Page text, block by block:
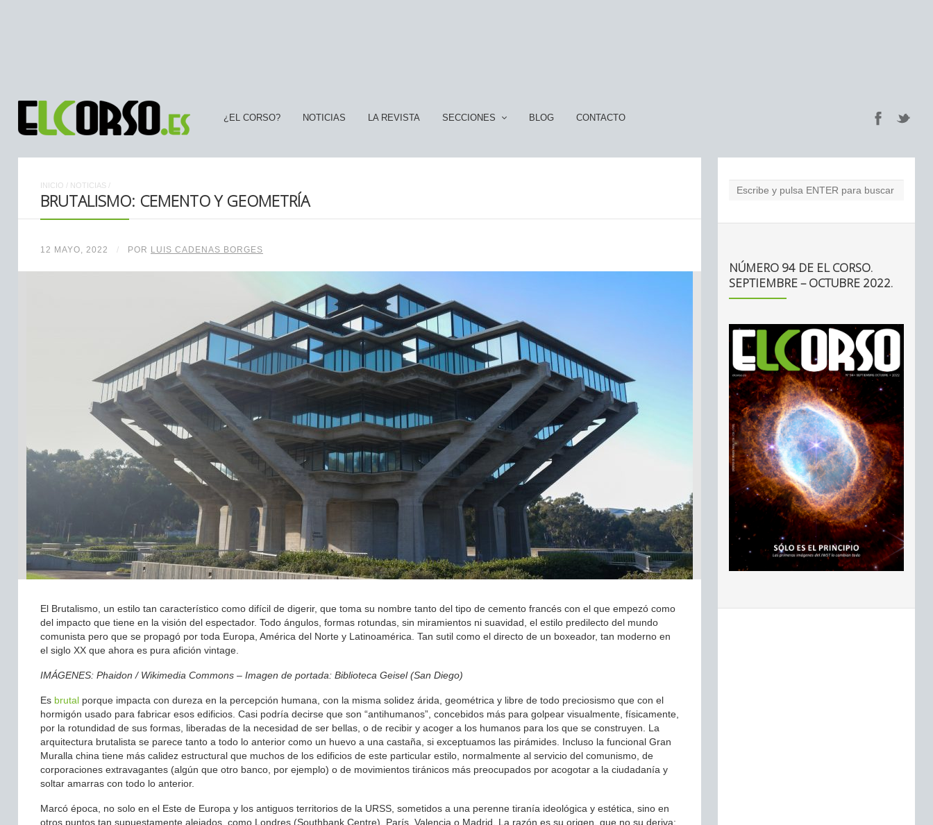
¿EL CORSO? NOTICIAS LA REVISTA SECCIONES BLOG CONTACTO
INICIO / NOTICIAS /
BRUTALISMO: CEMENTO Y GEOMETRÍA
12 MAYO, 2022 / POR LUIS CADENAS BORGES
El Brutalismo, un estilo tan característico como difícil de digerir, que toma su nombre tanto del tipo de cemento francés con el que empezó como
del impacto que tiene en la visión del espectador. Todo ángulos, formas rotundas, sin miramientos ni suavidad, el estilo predilecto del mundo
comunista pero que se propagó por toda Europa, América del Norte y Latinoamérica. Tan sutil como el directo de un boxeador, tan moderno en
el siglo XX que ahora es pura afición vintage.
IMÁGENES: Phaidon / Wikimedia Commons – Imagen de portada: Biblioteca Geisel (San Diego)
Es brutal porque impacta con dureza en la percepción humana, con la misma solidez árida, geométrica y libre de todo preciosismo que con el
hormigón usado para fabricar esos edificios. Casi podría decirse que son “antihumanos”, concebidos más para golpear visualmente, físicamente,
por la rotundidad de sus formas, liberadas de la necesidad de ser bellas, o de recibir y acoger a los humanos para los que se construyen. La
arquitectura brutalista se parece tanto a todo lo anterior como un huevo a una castaña, si exceptuamos las pirámides. Incluso la funcional Gran
Muralla china tiene más calidez estructural que muchos de los edificios de este particular estilo, normalmente al servicio del comunismo, de
corporaciones extravagantes (algún que otro banco, por ejemplo) o de movimientos tiránicos más preocupados por acogotar a la ciudadanía y
soltar amarras con todo lo anterior.
Marcó época, no solo en el Este de Europa y los antiguos territorios de la URSS, sometidos a una perenne tiranía ideológica y estética, sino en
otros puntos tan supuestamente alejados, como Londres (Southbank Centre), París, Valencia o Madrid. La razón es su origen, que no su deriva:
NÚMERO 94 DE EL CORSO.
SEPTIEMBRE – OCTUBRE 2022.